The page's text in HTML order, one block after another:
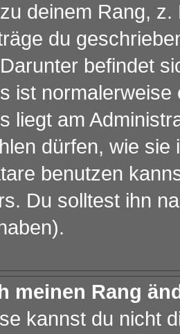
deinem Rang,
du
befindet
ist
liegt am
dürfen, wie
benutzen
Du solltest ihn
meinen Rang
kannst du nicht